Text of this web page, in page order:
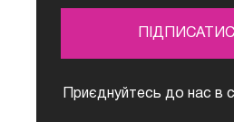
Приєднуйтесь до нас в